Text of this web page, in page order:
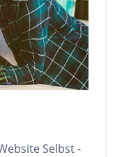
Selbst -